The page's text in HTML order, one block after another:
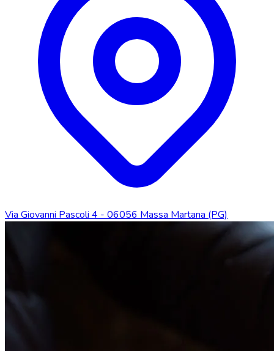
Via Giovanni Pascoli 4 - 06056 Massa Martana (PG)